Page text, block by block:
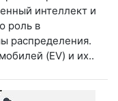
интеллект и
роль в
распределения.
(EV) и их..